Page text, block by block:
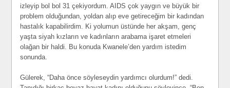
izleyip bol bol 31 çekiyordum. AIDS çok yaygın ve büyük bir
problem olduğundan, yoldan alıp eve getireceğim bir kadından
hastalık kapabilirdim. Ki yolumun üstünde her akşam, genç
yaşta siyah kızların ve kadınların arabama işaret etmeleri
olağan bir haldi. Bu konuda Kwanele’den yardım istedim
sonunda.
Gülerek, “Daha önce söyleseydin yardımcı olurdum!” dedi.